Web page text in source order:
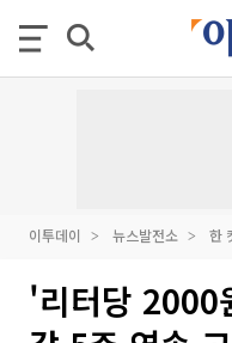
이투데이 뉴스발전소 한
'리터당 2000